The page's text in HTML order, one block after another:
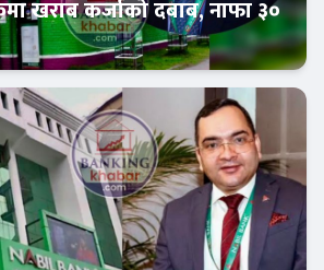
खराब कर्जाको दबाब, नाफा ३०